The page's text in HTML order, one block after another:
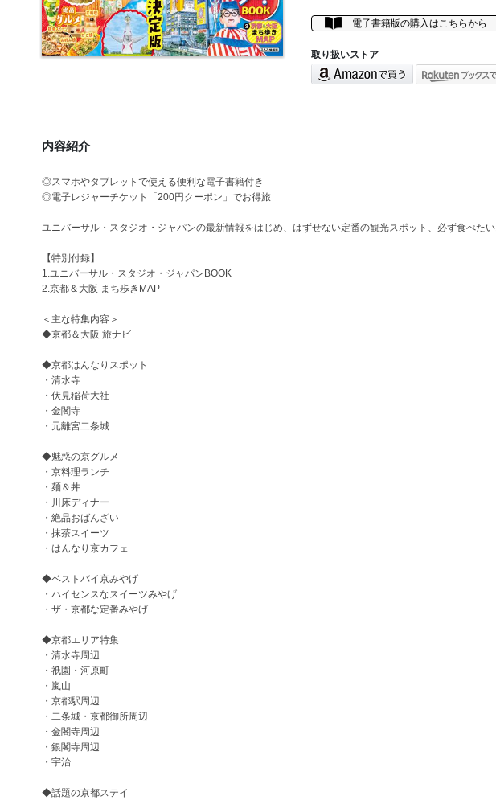
電子書籍版の購入はこちらから
取り扱いストア
内容紹介
◎スマホやタブレットで使える便利な電子書籍付き
◎電子レジャーチケット「200円クーポン」でお得旅
ユニバーサル・スタジオ・ジャパンの最新情報をはじめ、はずせない定番の観光スポット、必ず食べた
【特別付録】
1.ユニバーサル・スタジオ・ジャパンBOOK
2.京都＆大阪 まち歩きMAP
＜主な特集内容＞
◆京都＆大阪 旅ナビ
◆京都はんなりスポット
・清水寺
・伏見稲荷大社
・金閣寺
・元離宮二条城
◆魅惑の京グルメ
・京料理ランチ
・麺＆丼
・川床ディナー
・絶品おばんざい
・抹茶スイーツ
・はんなり京カフェ
◆ベストバイ京みやげ
・ハイセンスなスイーツみやげ
・ザ・京都な定番みやげ
◆京都エリア特集
・清水寺周辺
・祇園・河原町
・嵐山
・京都駅周辺
・二条城・京都御所周辺
・金閣寺周辺
・銀閣寺周辺
・宇治
◆話題の京都ステイ